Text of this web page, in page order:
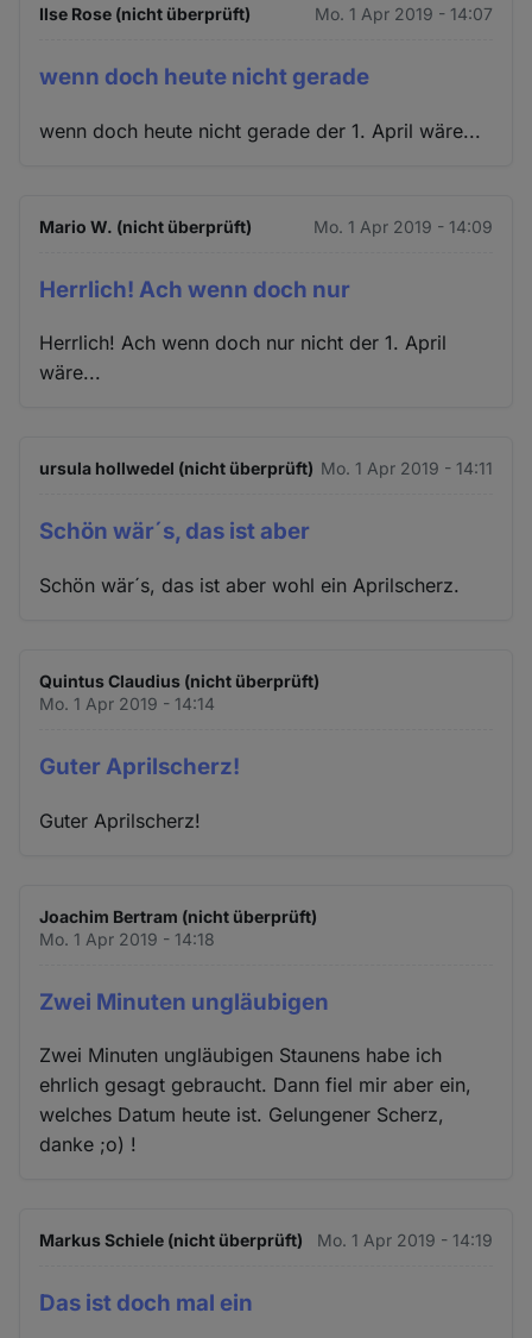
Ilse Rose (nicht überprüft) Mo. 1 Apr 2019 - 14:07
wenn doch heute nicht gerade
wenn doch heute nicht gerade der 1. April wäre...
Mario W. (nicht überprüft) Mo. 1 Apr 2019 - 14:09
Herrlich! Ach wenn doch nur
Herrlich! Ach wenn doch nur nicht der 1. April
wäre...
ursula hollwedel (nicht überprüft) Mo. 1 Apr 2019 - 14:11
Schön wär´s, das ist aber
Schön wär´s, das ist aber wohl ein Aprilscherz.
Quintus Claudius (nicht überprüft)
Mo. 1 Apr 2019 - 14:14
Guter Aprilscherz!
Guter Aprilscherz!
Joachim Bertram (nicht überprüft)
Mo. 1 Apr 2019 - 14:18
Zwei Minuten ungläubigen
Zwei Minuten ungläubigen Staunens habe ich
ehrlich gesagt gebraucht. Dann fiel mir aber ein,
welches Datum heute ist. Gelungener Scherz,
danke ;o) !
Markus Schiele (nicht überprüft) Mo. 1 Apr 2019 - 14:19
Das ist doch mal ein